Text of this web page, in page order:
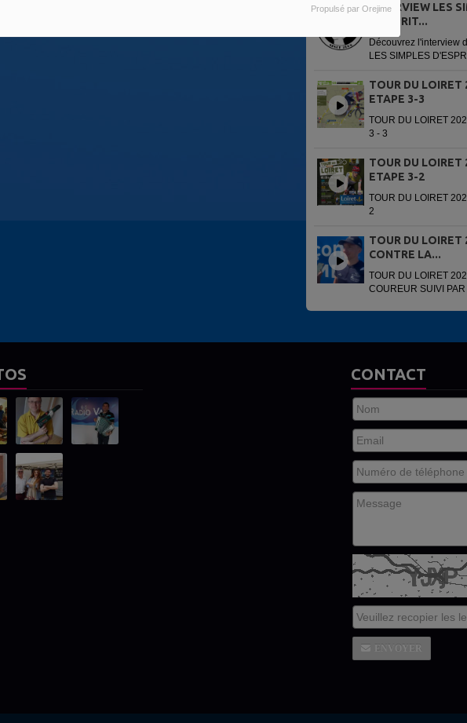
Propulsé par OrejimeINTERVIEW LES
D'ESPRIT...
Découvrez l'interview
LES SIMPLES
13 juin 2026 à la 6e
Festi'Alliance.
TOUR DU LOIRET
ETAPE 3-3
TOUR DU LOIRET
3 - 3
TOUR DU LOIRET
ETAPE 3-2
TOUR DU LOIRET
2
TOUR DU LOIRET
CONTRE LA...
TOUR DU LOIRET
COUREUR SUIVI
CONTACT
ENVOYER